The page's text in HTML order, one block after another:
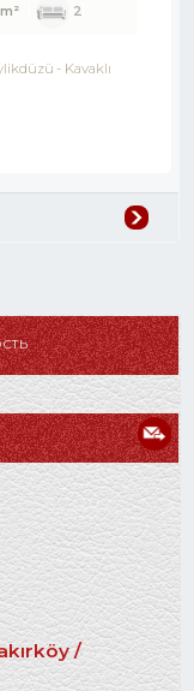
2
- Kavaklı
/